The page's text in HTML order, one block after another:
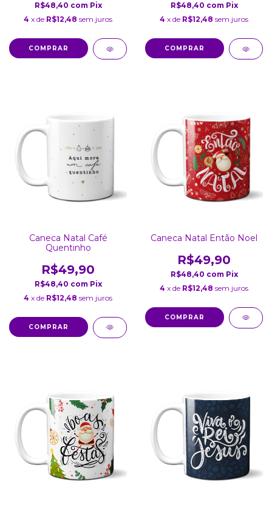
R$48,40 com Pix
4 x de R$12,48 sem juros
COMPRAR
R$48,40 com Pix
4 x de R$12,48 sem juros
COMPRAR
Caneca Natal Café
Quentinho
R$49,90
R$48,40 com Pix
4 x de R$12,48 sem juros
COMPRAR
Caneca Natal Então Noel
R$49,90
R$48,40 com Pix
4 x de R$12,48 sem juros
COMPRAR